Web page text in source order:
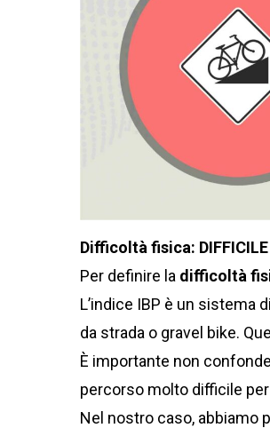
Difficoltà fisica: DIFFICILE
Per definire la difficoltà
L’indice IBP è un
da strada o gravel bike.
È importante non
percorso molto difficile
Nel nostro caso, abbiamo